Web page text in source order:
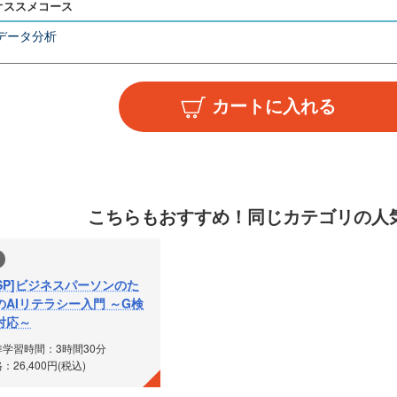
ススメコース
ータ分析
こちらもおすすめ！ 同じカテゴリの人
ビジネスパーソンのた
AIリテラシー入門 ～G検
応～
学習時間：3時間30分
：26,400円(税込)